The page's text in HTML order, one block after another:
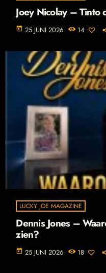
Joey Nicolay – Tinto
today 25 JUNI 2026 14
LUCKY JOE MAGAZINE
Dennis Jones –
zien?
today 25 JUNI 2026 18